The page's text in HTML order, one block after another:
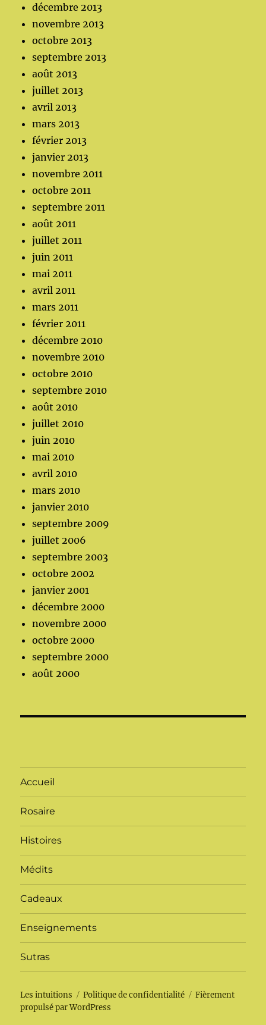
décembre 2013
novembre 2013
octobre 2013
septembre 2013
août 2013
juillet 2013
avril 2013
mars 2013
février 2013
janvier 2013
novembre 2011
octobre 2011
septembre 2011
août 2011
juillet 2011
juin 2011
mai 2011
avril 2011
mars 2011
février 2011
décembre 2010
novembre 2010
octobre 2010
septembre 2010
août 2010
juillet 2010
juin 2010
mai 2010
avril 2010
mars 2010
janvier 2010
septembre 2009
juillet 2006
septembre 2003
octobre 2002
janvier 2001
décembre 2000
novembre 2000
octobre 2000
septembre 2000
août 2000
Accueil
Rosaire
Histoires
Médits
Cadeaux
Enseignements
Sutras
Les intuitions Politique de confidentialité
Fièrement
propulsé par WordPress